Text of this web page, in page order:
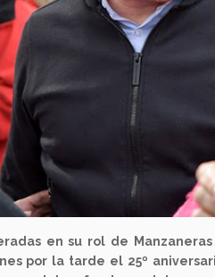
en su rol de
por la tarde el 25º